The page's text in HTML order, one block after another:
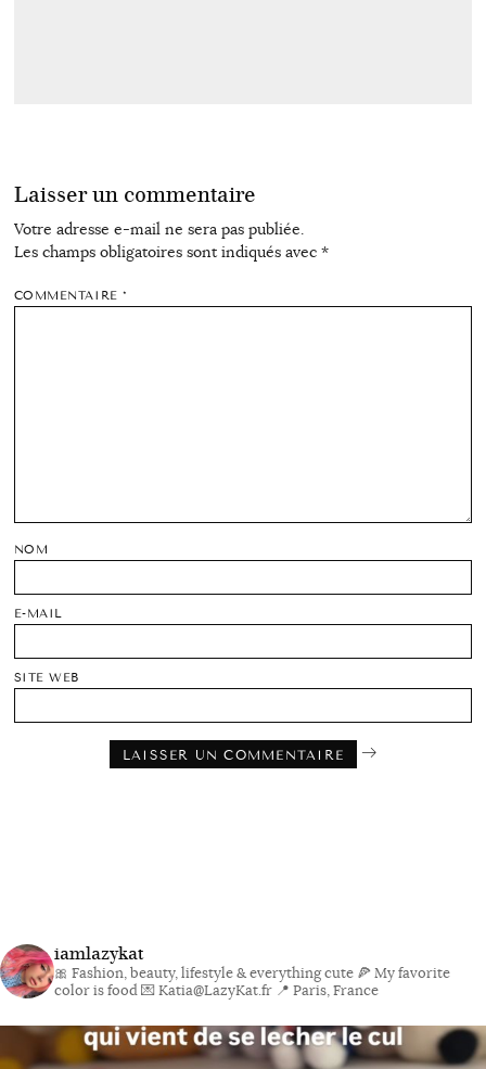
Laisser un commentaire
Votre adresse e-mail ne sera pas publiée.
Les champs obligatoires sont indiqués avec *
COMMENTAIRE*
NOM
E-MAIL
SITE WEB
iamlazykat
🎀 Fashion, beauty, lifestyle & everything cute 🍕 My favorite
color is food💌 Katia@LazyKat.fr 📍 Paris, France